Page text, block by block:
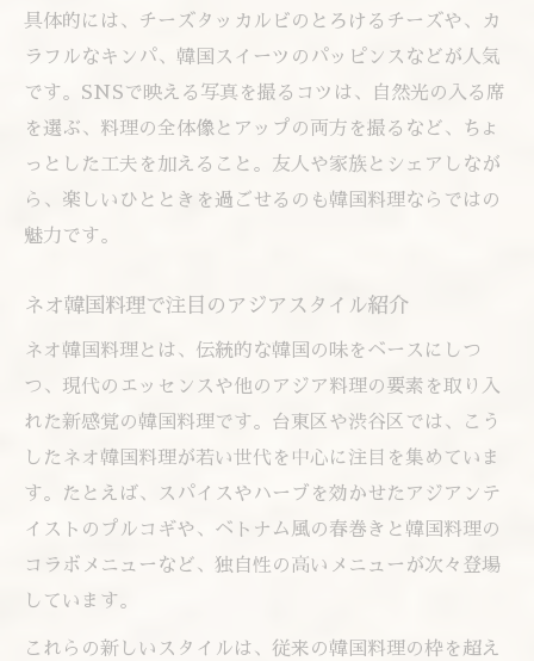
具体的には、チーズタッカルビのとろけるチーズや、カ
ラフルなキンパ、韓国スイーツのパッピンスなどが人気
です。SNSで映える写真を撮るコツは、自然光の入る席
を選ぶ、料理の全体像とアップの両方を撮るなど、ちょ
っとした工夫を加えること。友人や家族とシェアしなが
ら、楽しいひとときを過ごせるのも韓国料理ならではの
魅力です。
ネオ韓国料理で注目のアジアスタイル紹介
ネオ韓国料理とは、伝統的な韓国の味をベースにしつ
つ、現代のエッセンスや他のアジア料理の要素を取り入
れた新感覚の韓国料理です。台東区や渋谷区では、こう
したネオ韓国料理が若い世代を中心に注目を集めていま
す。たとえば、スパイスやハーブを効かせたアジアンテ
イストのプルコギや、ベトナム風の春巻きと韓国料理の
コラボメニューなど、独自性の高いメニューが次々登場
しています。
これらの新しいスタイルは、従来の韓国料理の枠を超え